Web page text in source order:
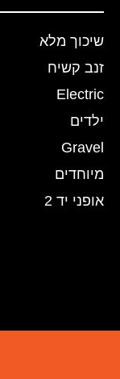
שיכוך מלא
זנב קשיח
Electric
ילדים
Gravel
מיוחדים
אופני יד 2